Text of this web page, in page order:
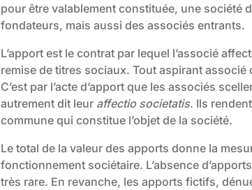
pour être valablement constituée, une société
fondateurs, mais aussi des associés entrants.
L’apport est le contrat par lequel l’associé
remise de titres sociaux. Tout aspirant
C’est par l’acte d’apport que les associés
autrement dit leur affectio societatis. Ils
commune qui constitue l’objet de la société.
Le total de la valeur des apports donne la
fonctionnement sociétaire. L’absence
très rare. En revanche, les apports fictifs,